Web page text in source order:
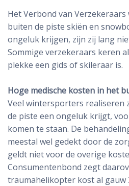
Het Verbond van
buiten de piste skiën en
ongeluk krijgen, zijn zij lang
Sommige verzekeraars keren
plekke een gids of skileraar is.
Hoge medische kosten in het
Veel wintersporters realiseren
de piste een ongeluk krijgt,
komen te staan. De
meestal wel gedekt door de
geldt niet voor de overige
Consumentenbond zegt
traumahelikopter kost al gauw